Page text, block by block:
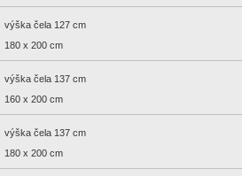
výška čela 127 cm
180 x 200 cm
výška čela 137 cm
160 x 200 cm
výška čela 137 cm
180 x 200 cm